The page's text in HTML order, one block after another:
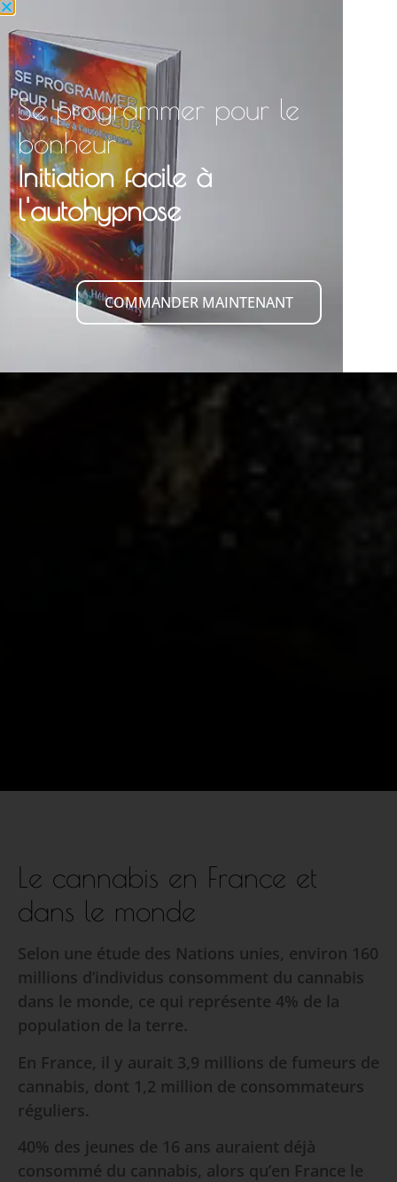
Le cannabis en France et
dans le monde
Selon une étude des Nations unies, environ 160
millions d’individus consomment du cannabis
dans le monde, ce qui représente 4% de la
population de la terre.
En France, il y aurait 3,9 millions de fumeurs de
cannabis, dont 1,2 million de consommateurs
réguliers.
40% des jeunes de 16 ans auraient déjà
consommé du cannabis, alors qu’en France le
Se programmer pour le
bonheur
Initiation facile à
l'autohypnose
COMMANDER MAINTENANT